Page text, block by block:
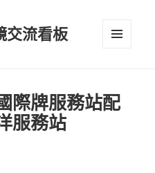
交流看板
際牌服務站配
服務站